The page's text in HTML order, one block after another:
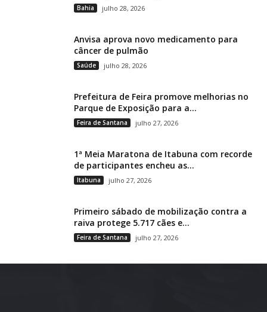
Bahia julho 28, 2026
Anvisa aprova novo medicamento para
câncer de pulmão
Saúde julho 28, 2026
Prefeitura de Feira promove melhorias no
Parque de Exposição para a...
Feira de Santana julho 27, 2026
1ª Meia Maratona de Itabuna com recorde
de participantes encheu as...
Itabuna julho 27, 2026
Primeiro sábado de mobilização contra a
raiva protege 5.717 cães e...
Feira de Santana julho 27, 2026